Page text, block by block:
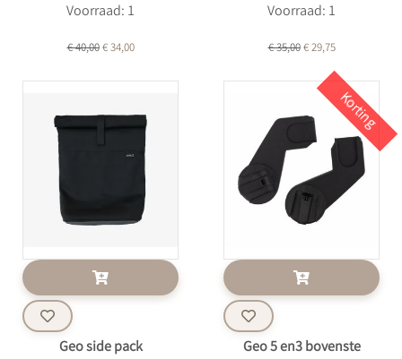
Voorraad: 1
€ 40,00€ 34,00
Voorraad: 1
€ 35,00€ 29,75
Geo side pack
Korting
Geo 5 en3 bovenste